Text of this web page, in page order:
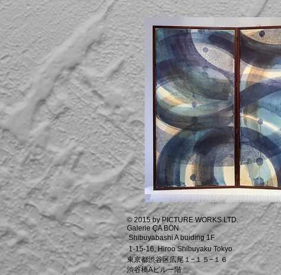
© 2015 by PICTURE WORKS.LTD.
Galerie ÇA BON
Shibuyabashi A buiding 1F
1-15-16, Hiroo Shibuyaku Tokyo
東京都渋谷区広尾１−１５−１６
渋谷橋Aビル一階